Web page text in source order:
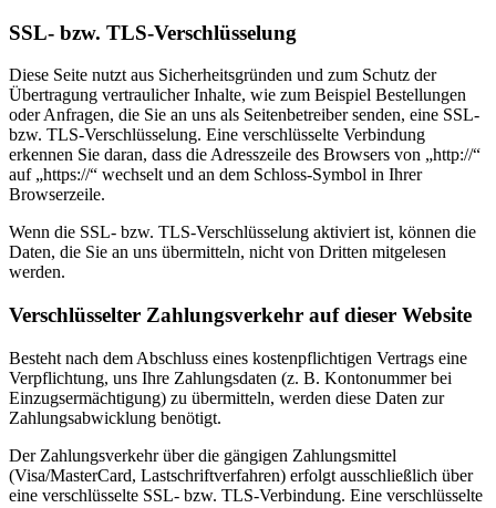
SSL- bzw. TLS-Verschlüsselung
Diese Seite nutzt aus Sicherheitsgründen und zum Schutz der
Übertragung vertraulicher Inhalte, wie zum Beispiel Bestellungen
oder Anfragen, die Sie an uns als Seitenbetreiber senden, eine SSL-
bzw. TLS-Verschlüsselung. Eine verschlüsselte Verbindung
erkennen Sie daran, dass die Adresszeile des Browsers von „http://“
auf „https://“ wechselt und an dem Schloss-Symbol in Ihrer
Browserzeile.
Wenn die SSL- bzw. TLS-Verschlüsselung aktiviert ist, können die
Daten, die Sie an uns übermitteln, nicht von Dritten mitgelesen
werden.
Verschlüsselter Zahlungsverkehr auf dieser Website
Besteht nach dem Abschluss eines kostenpflichtigen Vertrags eine
Verpflichtung, uns Ihre Zahlungsdaten (z. B. Kontonummer bei
Einzugsermächtigung) zu übermitteln, werden diese Daten zur
Zahlungsabwicklung benötigt.
Der Zahlungsverkehr über die gängigen Zahlungsmittel
(Visa/MasterCard, Lastschriftverfahren) erfolgt ausschließlich über
eine verschlüsselte SSL- bzw. TLS-Verbindung. Eine verschlüsselte